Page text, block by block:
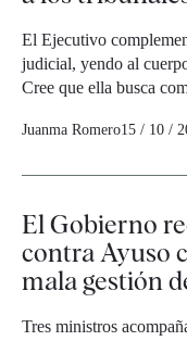
El Ejecutivo
judicial, yendo al
Cree que ella busca
Juanma Romero15 / 10 /
El Gobierno
contra Ayuso
mala gestión
Tres ministros